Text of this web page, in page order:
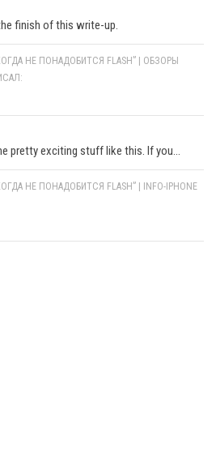
finish of this write-up.
НЕ ПОНАДОБИТСЯ FLASH” | ОБЗОРЫ
pretty exciting stuff like this. If you...
НЕ ПОНАДОБИТСЯ FLASH” | INFO-IPHONE